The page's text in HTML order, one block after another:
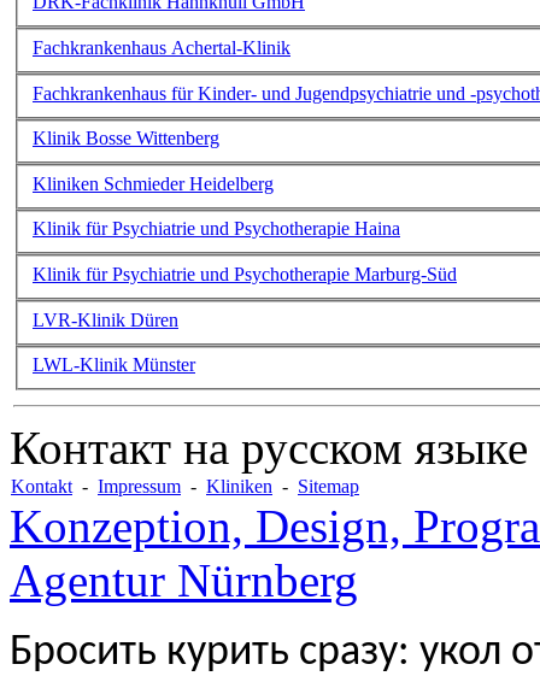
Fachkrankenhaus Achertal-Klinik
Fachkrankenhaus für Kinder- und Jugendpsychiatrie und -
Klinik Bosse Wittenberg
Kliniken Schmieder Heidelberg
Klinik für Psychiatrie und Psychotherapie Haina
Klinik für Psychiatrie und Psychotherapie Marburg-Süd
LVR-Klinik Düren
LWL-Klinik Münster
Контакт на русском
Kontakt - Impressum - Kliniken - Sitemap
Konzeption, Design,
Agentur Nürnberg
Бросить курить сразу: укол